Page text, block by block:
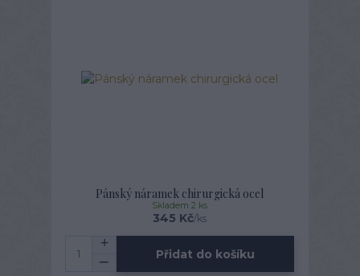
Pánský náramek chirurgická ocel
345 Kč/ks
Skladem 2 ks
Přidat do košíku